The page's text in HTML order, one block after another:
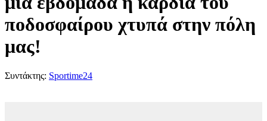
ποδοσφαίρου χτυπά στην πόλη
μας!
Συντάκτης: Sportime24